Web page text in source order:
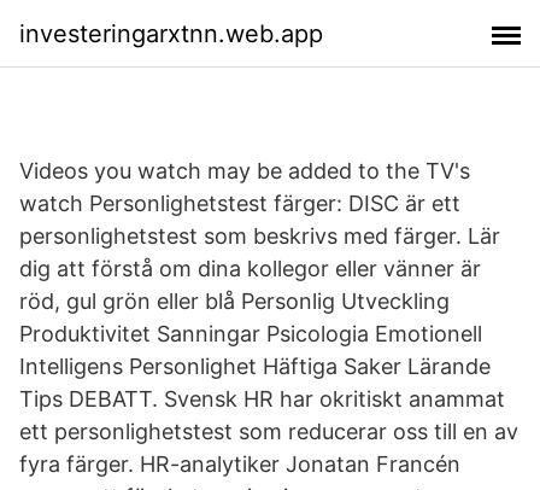
investeringarxtnn.web.app
Videos you watch may be added to the TV's
watch Personlighetstest färger: DISC är ett
personlighetstest som beskrivs med färger. Lär
dig att förstå om dina kollegor eller vänner är
röd, gul grön eller blå Personlig Utveckling
Produktivitet Sanningar Psicologia Emotionell
Intelligens Personlighet Häftiga Saker Lärande
Tips DEBATT. Svensk HR har okritiskt anammat
ett personlighetstest som reducerar oss till en av
fyra färger. HR-analytiker Jonatan Francén